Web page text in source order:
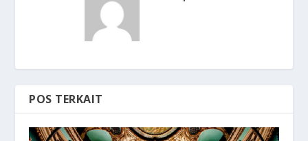
POS TERKAIT